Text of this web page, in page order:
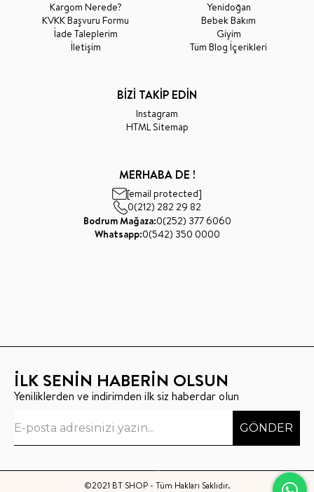
Kargom Nerede?
KVKK Başvuru Formu
İade Taleplerim
İletişim
Yenidoğan
Bebek Bakım
Giyim
Tüm Blog İçerikleri
BİZİ TAKİP EDİN
Instagram
HTML Sitemap
MERHABA DE !
[email protected]
0(212) 282 29 82
Bodrum Mağaza:0(252) 377 6060
Whatsapp:0(542) 350 0000
İLK SENİN HABERİN OLSUN
Yeniliklerden ve indirimden ilk siz haberdar olun
GÖNDER
©2021 BT SHOP - Tüm Hakları Saklıdır.